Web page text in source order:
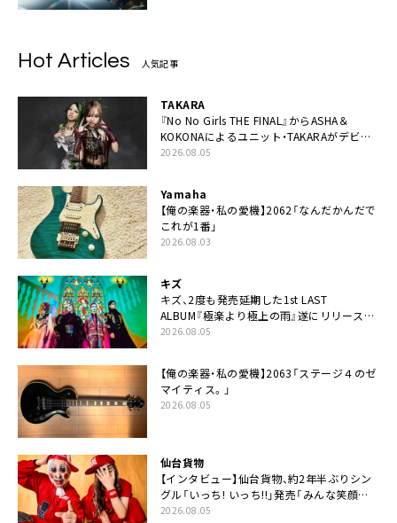
Hot Articles 人気記事
TAKARA
『No No Girls THE FINAL』からASHA＆
KOKONAによるユニット・TAKARAがデビュ
ー
2026.08.05
Yamaha
【俺の楽器・私の愛機】2062「なんだかんだで
これが1番」
2026.08.03
キズ
キズ、2度も発売延期した1st LAST
ALBUM『極楽より極上の雨』遂にリリース。
収録曲「はじまり」MV公開
2026.08.05
【俺の楽器・私の愛機】2063「ステージ４のゼ
マイティス。」
2026.08.05
仙台貨物
【インタビュー】仙台貨物、約2年半ぶりシン
グル「いっち! いっち!!」発売「みんな笑顔ぬ
させであげだいど思います」
2026.08.05